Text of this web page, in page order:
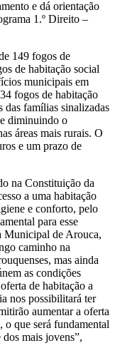
e dá orientação
1.º Direito –
149 fogos de
de habitação social
municipais em
fogos de habitação
das famílias sinalizadas
diminuindo o
áreas mais rurais. O
e um prazo de
na Constituição da
a uma habitação
e conforto, pelo
para esse
Municipal de Arouca,
caminho na
mas ainda
as condições
de habitação a
nos possibilitará ter
aumentar a oferta
o que será fundamental
mais jovens”,